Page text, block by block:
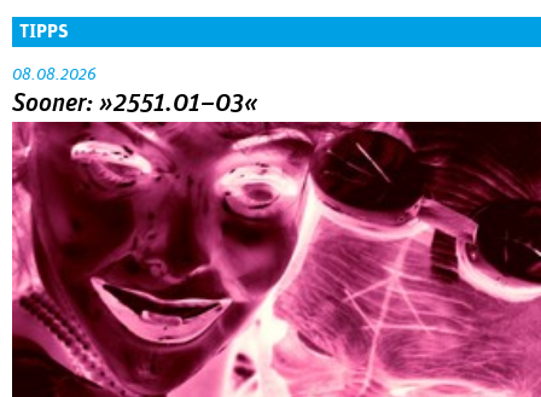
TIPPS
08.08.2026
Sooner: »2551.01–03«